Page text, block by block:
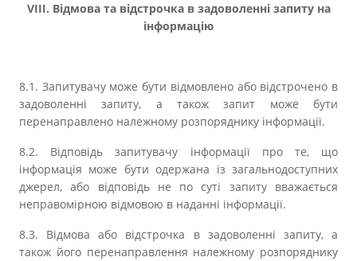
VIІІ. Відмова та відстрочка в задоволенні запиту на
інформацію
8.1. Запитувачу може бути відмовлено або відстрочено в
задоволенні запиту, а також запит може бути
перенаправлено належному розпоряднику інформації.
8.2. Відповідь запитувачу інформації про те, що
інформація може бути одержана із загальнодоступних
джерел, або відповідь не по суті запиту вважається
неправомірною відмовою в наданні інформації.
8.3. Відмова або відстрочка в задоволенні запиту, а
також його перенаправлення належному розпоряднику